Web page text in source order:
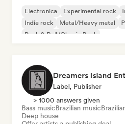
Electronica Experimental rock
Indie rock
Metal/Heavy metal
Rock & Roll/Classic Rock
Dreamers Island
Label, Publisher
> 1000 answers given
Bass musicBrazilian music
Deep house